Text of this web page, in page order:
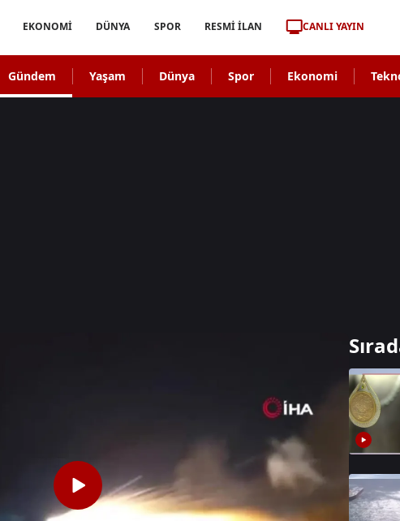
EKONOMİ DÜNYA SPOR RESMİ İLAN CANLI YAYIN
Gündem Yaşam Dünya Spor Ekonomi